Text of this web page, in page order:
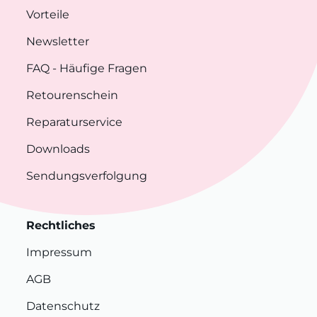
Vorteile
Newsletter
FAQ - Häufige Fragen
Retourenschein
Reparaturservice
Downloads
Sendungsverfolgung
Rechtliches
Impressum
AGB
Datenschutz